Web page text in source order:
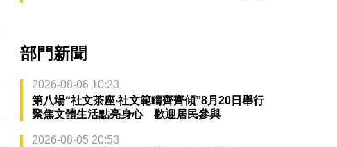
部門新聞
2026-08-06 10:23
第八場“社文茶座‧社文範疇齊齊傾”8月20日舉行
聚焦文體生活點亮身心 歡迎居民參與
2026-08-05 20:53